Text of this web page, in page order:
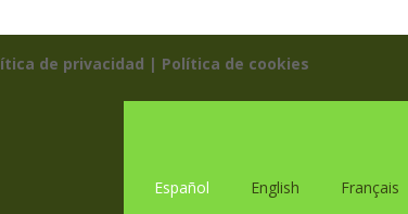
de privacidad | Política de cookies
Español English Français